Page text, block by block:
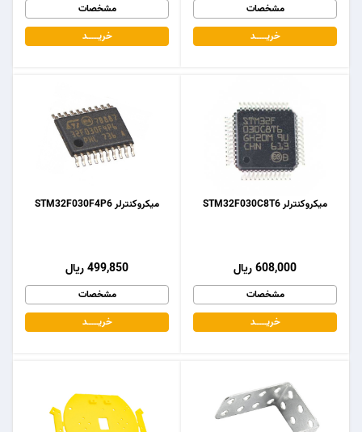
مشخصات
خریـــــــد
مشخصات
خریـــــــد
میکروکنترلر STM32F030F4P6
499,850 ریال
مشخصات
خریـــــــد
میکروکنترلر STM32F030C8T6
608,000 ریال
مشخصات
خریـــــــد